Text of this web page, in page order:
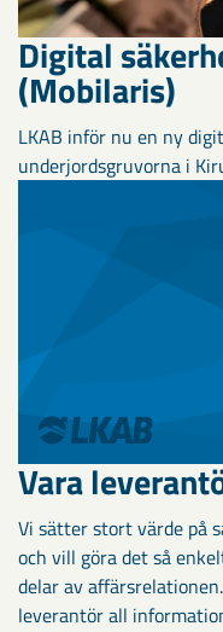
Digital
(Mobilaris)
LKAB inför nu en ny
underjordsgruvorna i
Vara
Vi sätter stort värde på
och vill göra det så
delar av
leverantör all